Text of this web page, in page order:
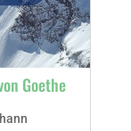
Goethe